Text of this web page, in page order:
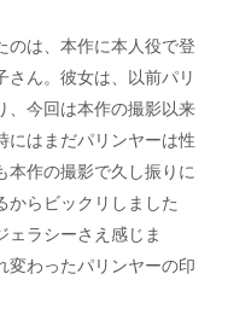
のは、本作に本人役で登
ん。彼女は、以前パリ
、今回は本作の撮影以来
にはまだパリンヤーは性
本作の撮影で久し振りに
からビックリしました
ェラシーさえ感じま
変わったパリンヤーの印